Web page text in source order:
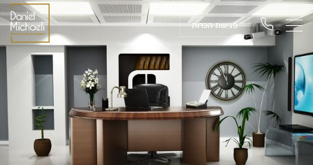
פגישת הכרות